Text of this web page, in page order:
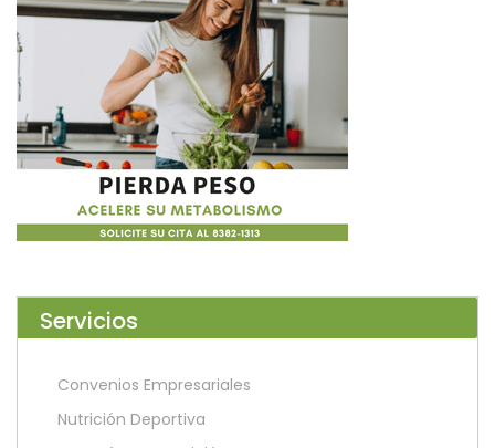
Servicios
Convenios Empresariales
Nutrición Deportiva